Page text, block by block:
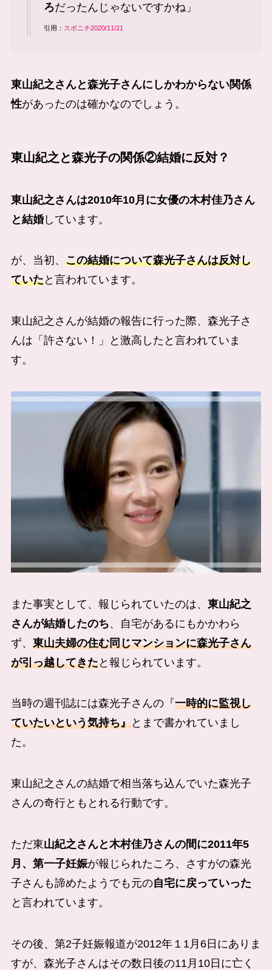
ろだったんじゃないですかね」
引用： スポニチ2020/11/21
東山紀之さんと森光子さんにしかわからない関係
性があったのは確かなのでしょう。
東山紀之と森光子の関係②結婚に反対？
東山紀之さんは2010年10月に女優の木村佳乃さん
と結婚しています。
が、当初、 この結婚について森光子さんは反対し
ていたと言われています。
東山紀之さんが結婚の報告に行った際、森光子さ
んは「許さない！」と激高したと言われていま
す。
また事実として、報じられていたのは、 東山紀之
さんが結婚したのち、自宅があるにもかかわら
ず、 東山夫婦の住む同じマンションに森光子さん
が引っ越してきたと報じられています。
当時の週刊誌には森光子さんの『一時的に監視し
ていたいという気持ち』とまで書かれていまし
た。
東山紀之さんの結婚で相当落ち込んでいた森光子
さんの奇行ともとれる行動です。
ただ東山紀之さんと木村佳乃さんの間に2011年5
月、第一子妊娠が報じられたころ、さすがの森光
子さんも諦めたようでも元の自宅に戻っていった
と言われています。
その後、第2子妊娠報道が2012年１1月6日にありま
すが、森光子さんはその数日後の11月10日に亡く